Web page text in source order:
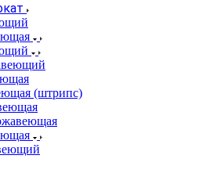
(штрипс)